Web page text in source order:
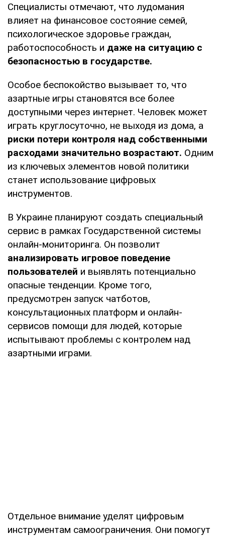
Специалисты отмечают, что лудомания
влияет на финансовое состояние семей,
психологическое здоровье граждан,
работоспособность и даже на ситуацию с
безопасностью в государстве.
Особое беспокойство вызывает то, что
азартные игры становятся все более
доступными через интернет. Человек может
играть круглосуточно, не выходя из дома, а
риски потери контроля над собственными
расходами значительно возрастают. Одним
из ключевых элементов новой политики
станет использование цифровых
инструментов.
В Украине планируют создать специальный
сервис в рамках Государственной системы
онлайн-мониторинга. Он позволит
анализировать игровое поведение
пользователей и выявлять потенциально
опасные тенденции. Кроме того,
предусмотрен запуск чатботов,
консультационных платформ и онлайн-
сервисов помощи для людей, которые
испытывают проблемы с контролем над
азартными играми.
Отдельное внимание уделят цифровым
инструментам самоограничения. Они помогут